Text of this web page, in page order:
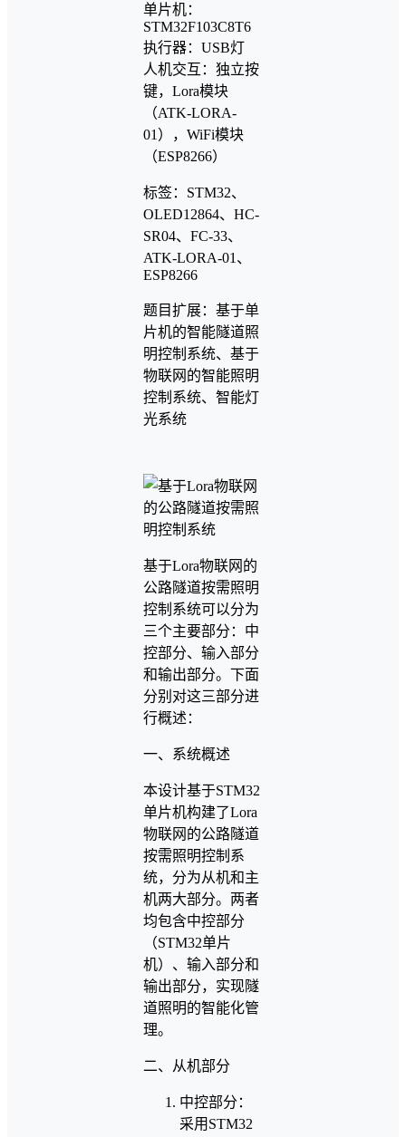
单片机：
STM32F103C8T6
执行器：USB灯
人机交互：独立按
键，Lora模块
（ATK-LORA-
01），WiFi模块
（ESP8266）
标签：STM32、
OLED12864、HC-
SR04、FC-33、
ATK-LORA-01、
ESP8266
题目扩展：基于单
片机的智能隧道照
明控制系统、基于
物联网的智能照明
控制系统、智能灯
光系统
基于Lora物联网的
公路隧道按需照明
控制系统可以分为
三个主要部分：中
控部分、输入部分
和输出部分。下面
分别对这三部分进
行概述：
一、系统概述
本设计基于STM32
单片机构建了Lora
物联网的公路隧道
按需照明控制系
统，分为从机和主
机两大部分。两者
均包含中控部分
（STM32单片
机）、输入部分和
输出部分，实现隧
道照明的智能化管
理。
二、从机部分
中控部分：
采用STM32